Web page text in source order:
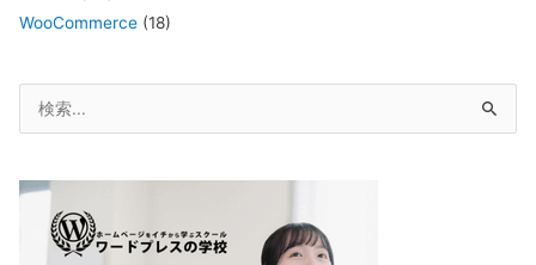
WooCommerce (18)
象: